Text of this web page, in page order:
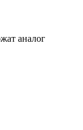
аналог